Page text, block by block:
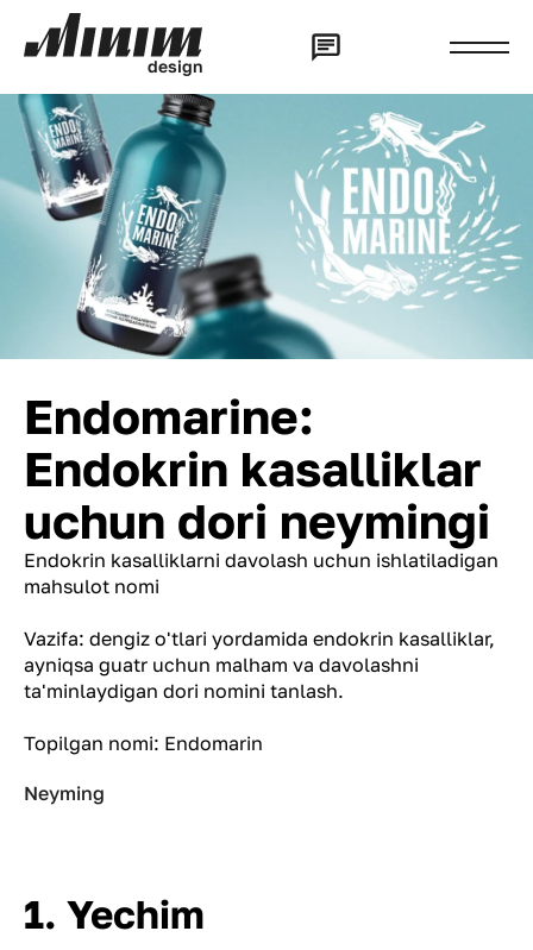
design
Endomarine:
Endokrin kasalliklar
uchun dori neymingi
Endokrin kasalliklarni davolash uchun ishlatiladigan
mahsulot nomi
Vazifa: dengiz o'tlari yordamida endokrin kasalliklar,
ayniqsa guatr uchun malham va davolashni
ta'minlaydigan dori nomini tanlash.
Topilgan nomi: Endomarin
Neyming
1. Yechim